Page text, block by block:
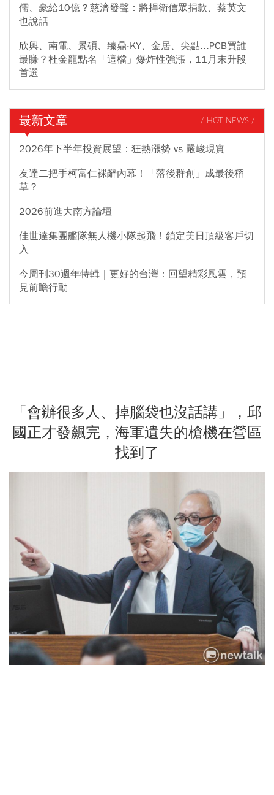
儒、豪給10億？慈濟發聲：將捍衛信眾捐款、蔡英文
也說話
欣興、南電、景碩、臻鼎-KY、金居、尖點...PCB買誰
最賺？杜金龍點名「這檔」爆炸性強漲，11月末升段
首選
最新文章 / HOT NEWS /
2026年下半年投資展望：狂熱漲勢 vs 嚴峻現實
友達二把手柯富仁裸辭內幕！「落後群創」成最後稻
草？
2026前進大南方論壇
佳世達集團艦隊無人機小隊起飛！鎖定美日頂級客戶切
入
今周刊30週年特輯｜更好的台灣：回望精彩風雲，預
見前瞻行動
「會辦很多人、掉腦袋也沒話講」，邱
國正才發飆完，海軍遺失的槍機在營區
找到了